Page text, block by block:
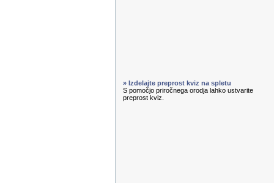
» Izdelajte preprost kviz na spletu
S pomočjo priročnega orodja lahko ustvarite
preprost kviz.